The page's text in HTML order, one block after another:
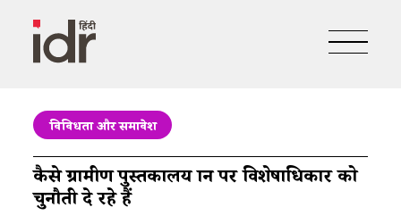
विविधता और समावेश
कैसे ग्रामीण पुस्तकालय ज्ञान पर विशेषाधिकार को
चुनौती दे रहे हैं